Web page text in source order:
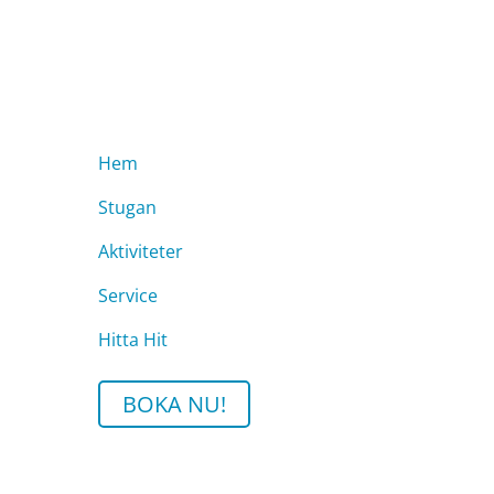
Hem
Stugan
Aktiviteter
Service
Hitta Hit
BOKA NU!